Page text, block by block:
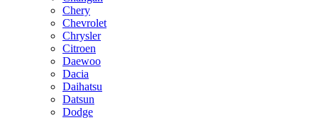
Chery
Chevrolet
Chrysler
Citroen
Daewoo
Dacia
Daihatsu
Datsun
Dodge